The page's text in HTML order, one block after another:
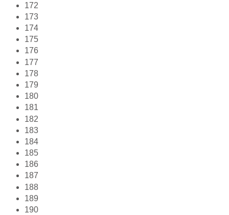
172
173
174
175
176
177
178
179
180
181
182
183
184
185
186
187
188
189
190